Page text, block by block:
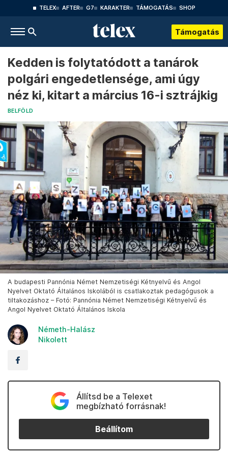
TELEX AFTER G7 KARAKTER TÁMOGATÁS SHOP
Támogatás
Kedden is folytatódott a tanárok
polgári engedetlensége, ami úgy
néz ki, kitart a március 16-i sztrájkig
BELFÖLD
A budapesti Pannónia Német Nemzetiségi Kétnyelvű és Angol
Nyelvet Oktató Általános Iskolából is csatlakoztak pedagógusok a
tiltakozáshoz – Fotó: Pannónia Német Nemzetiségi Kétnyelvű és
Angol Nyelvet Oktató Általános Iskola
Németh-Halász
Nikolett
Állítsd be a Telexet
megbízható forrásnak!
Beállítom